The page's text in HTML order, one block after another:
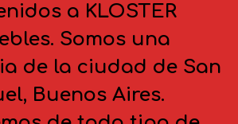
a KLOSTER
Somos una
de la ciudad de San
Buenos Aires.